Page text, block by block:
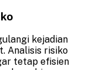
kejadian
Analisis risiko
tetap efisien